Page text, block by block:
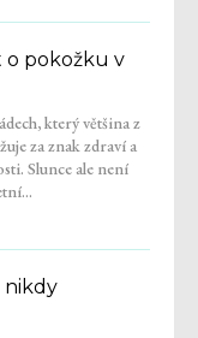
o pokožku v
nikdy